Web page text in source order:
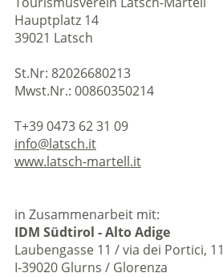
Hauptplatz 14
39021 Latsch
St.Nr: 82026680213
Mwst.Nr.: 00860350214
T+39 0473 62 31 09
info@latsch.it
www.latsch-martell.it
in Zusammenarbeit mit:
IDM Südtirol - Alto Adige
Laubengasse 11 / via dei Portici, 11
I-39020 Glurns / Glorenza